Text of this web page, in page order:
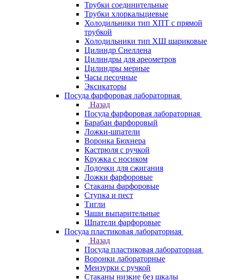
Трубки соединительные
Трубки хлоркальциевые
Холодильники тип ХПТ с прямой
трубкой
Холодильники тип ХШ шариковые
Цилиндр Снеллена
Цилиндры для ареометров
Цилиндры мерные
Часы песочные
Эксикаторы
Посуда фарфоровая лабораторная
Назад
Посуда фарфоровая лабораторная
Барабан фарфоровый
Ложки-шпатели
Воронка Бюхнера
Кастрюля с ручкой
Кружка с носиком
Лодочки для сжигания
Ложки фарфоровые
Стаканы фарфоровые
Ступка и пест
Тигли
Чаши выпарительные
Шпатели фарфоровые
Посуда пластиковая лабораторная
Назад
Посуда пластиковая лабораторная
Воронки лабораторные
Мензурки с ручкой
Стаканы низкие без шкалы